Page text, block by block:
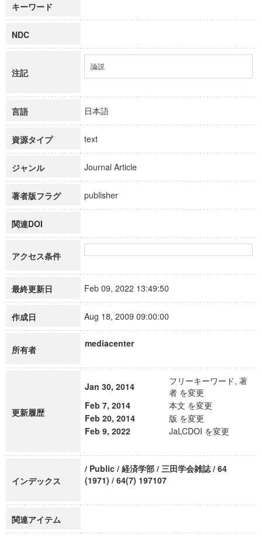
キーワード
NDC
注記
論説
言語 日本語
資源タイプ text
ジャンル Journal Article
著者版フラグ publisher
関連DOI
アクセス条件
最終更新日 Feb 09, 2022 13:49:50
作成日 Aug 18, 2009 09:00:00
所有者
mediacenter
更新履歴
Jan 30, 2014
フリーキーワード, 著
者 を変更
Feb 7, 2014
本文 を変更
Feb 20, 2014
版 を変更
Feb 9, 2022
JaLCDOI を変更
インデックス
/ Public / 経済学部 / 三田学会雑誌 / 64
(1971) / 64(7) 197107
関連アイテム